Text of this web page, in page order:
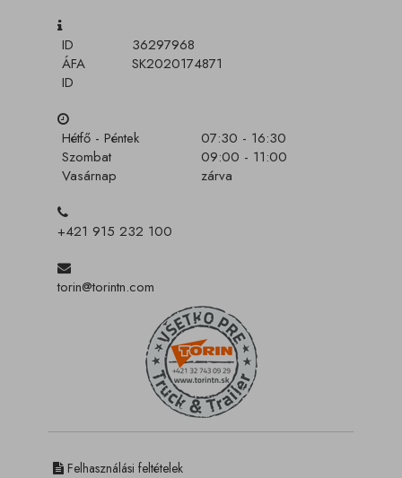
ID
36297968
ÁFA
ID
SK2020174871
Hétfő - Péntek
07:30 - 16:30
Szombat
09:00 - 11:00
Vasárnap
zárva
+421 915 232 100
torin@torintn.com
Felhasználási feltételek